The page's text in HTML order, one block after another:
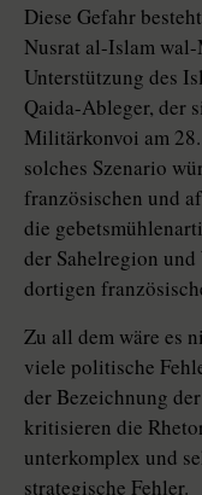
Diese Gefahr
Nusrat al-Islam
Unterstützung des
Qaida-Ableger, der
Militärkonvoi am
solches Szenario
französischen und
die
der Sahelregion
dortigen
Zu all dem wäre es
viele politische
der Bezeichnung
kritisieren die
unterkomplex und
strategische Fehler.